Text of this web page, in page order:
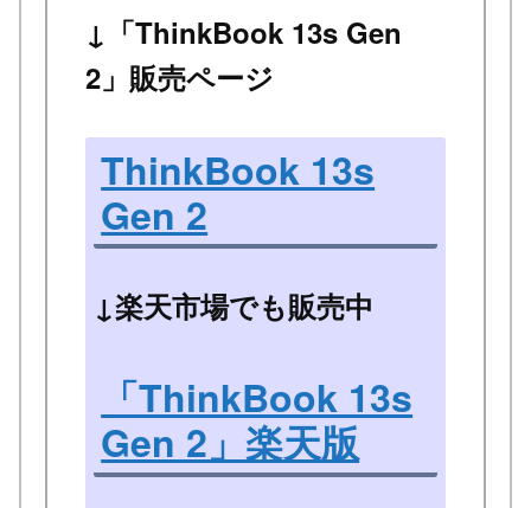
↓「ThinkBook 13s Gen
2」販売ページ
ThinkBook 13s
Gen 2
↓楽天市場でも販売中
「ThinkBook 13s
Gen 2」楽天版